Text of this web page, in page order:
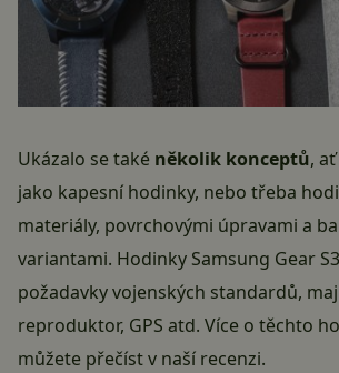
Ukázalo se také několik konceptů,
jako kapesní hodinky, nebo třeba
materiály, povrchovými úpravami a
variantami. Hodinky Samsung Gear
požadavky vojenských standardů,
reproduktor, GPS atd. Více o těchto
můžete přečíst v naší recenzi.